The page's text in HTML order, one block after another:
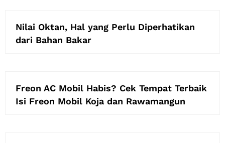
Nilai Oktan, Hal yang Perlu Diperhatikan
dari Bahan Bakar
Freon AC Mobil Habis? Cek Tempat Terbaik
Isi Freon Mobil Koja dan Rawamangun